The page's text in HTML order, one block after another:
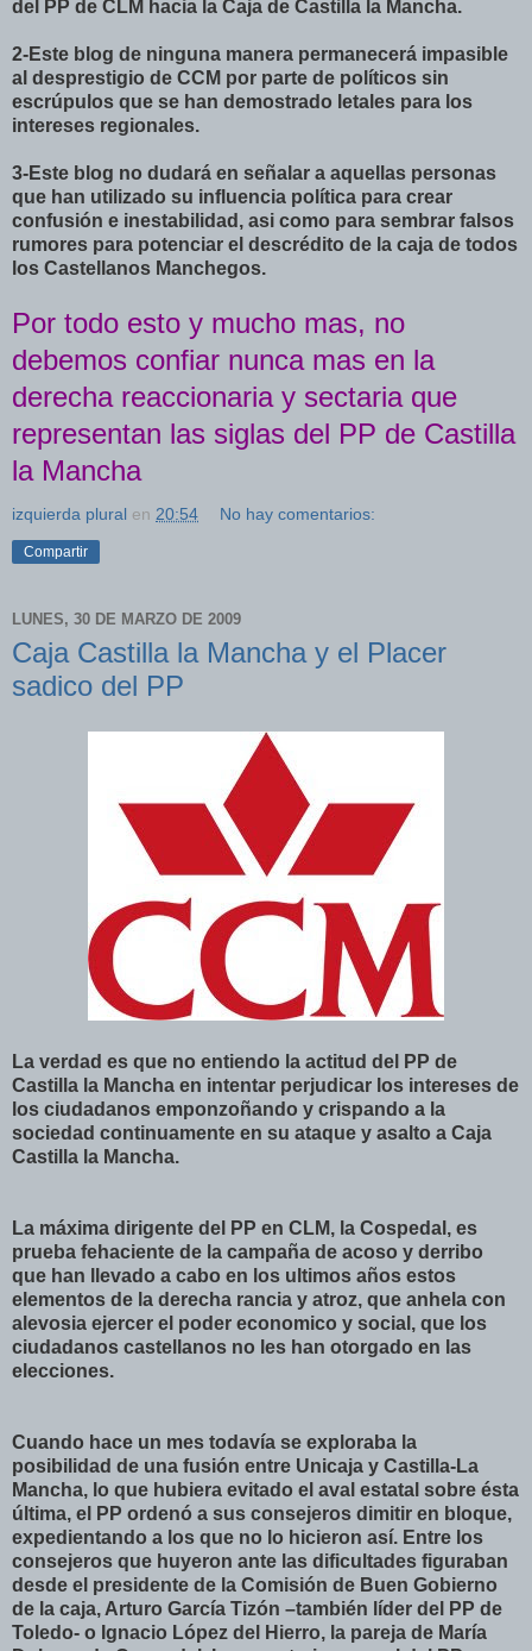
del PP de CLM hacia la Caja de Castilla la Mancha.
2-Este blog de ninguna manera permanecerá impasible
al desprestigio de CCM por parte de políticos sin
escrúpulos que se han demostrado letales para los
intereses regionales.
3-Este blog no dudará en señalar a aquellas personas
que han utilizado su influencia política para crear
confusión e inestabilidad, asi como para sembrar falsos
rumores para potenciar el descrédito de la caja de todos
los Castellanos Manchegos.
Por todo esto y mucho mas, no
debemos confiar nunca mas en la
derecha reaccionaria y sectaria que
representan las siglas del PP de Castilla
la Mancha
izquierda plural en 20:54 No hay comentarios:
Compartir
LUNES, 30 DE MARZO DE 2009
Caja Castilla la Mancha y el Placer
sadico del PP
La verdad es que no entiendo la actitud del PP de
Castilla la Mancha en intentar perjudicar los intereses de
los ciudadanos emponzoñando y crispando a la
sociedad continuamente en su ataque y asalto a Caja
Castilla la Mancha.
La máxima dirigente del PP en CLM, la Cospedal, es
prueba fehaciente de la campaña de acoso y derribo
que han llevado a cabo en los ultimos años estos
elementos de la derecha rancia y atroz, que anhela con
alevosia ejercer el poder economico y social, que los
ciudadanos castellanos no les han otorgado en las
elecciones.
Cuando hace un mes todavía se exploraba la
posibilidad de una fusión entre Unicaja y Castilla-La
Mancha, lo que hubiera evitado el aval estatal sobre ésta
última, el PP ordenó a sus consejeros dimitir en bloque,
expedientando a los que no lo hicieron así. Entre los
consejeros que huyeron ante las dificultades figuraban
desde el presidente de la Comisión de Buen Gobierno
de la caja, Arturo García Tizón –también líder del PP de
Toledo- o Ignacio López del Hierro, la pareja de María